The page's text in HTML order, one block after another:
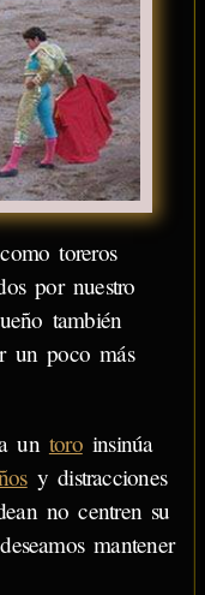
toreros
por nuestro
también
un poco más
un toroinsinúa
y distracciones
no centren su
mantener